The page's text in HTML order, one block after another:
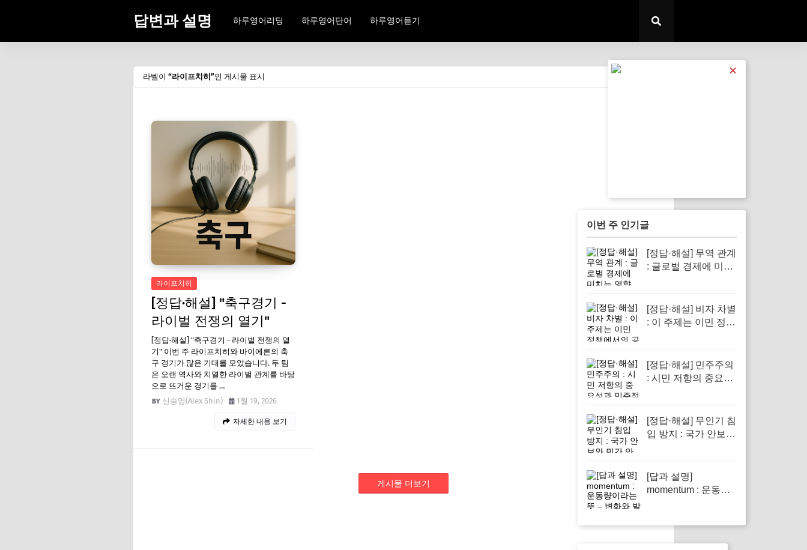
답변과 설명 하루영어리딩 하루영어단어 하루영어듣기
라벨이 라이프치히 인 게시물 표시
라이프치히
[정답·해설] "축구경기 -
라이벌 전쟁의 열기"
[정답·해설] "축구경기 - 라이벌 전쟁의 열
기" 이번 주 라이프치히와 바이에른의 축
구 경기가 많은 기대를 모았습니다. 두 팀
은 오랜 역사와 치열한 라이벌 관계를 바탕
으로 뜨거운 경기를 …
신승엽(Alex Shin)
1월 19, 2026
자세한 내용 보기
게시물 더보기
✕
이번 주 인기글
[정답·해설] 무역 관계
: 글로벌 경제에 미치
[정답·해설] 비자 차별
: 이 주제는 이민 정책
[정답·해설] 민주주의
: 시민 저항의 중요성
[정답·해설] 무인기 침
입 방지 : 국가 안보와
[답과 설명]
momentum : 운동량
상징으로 중요한 개
념이다